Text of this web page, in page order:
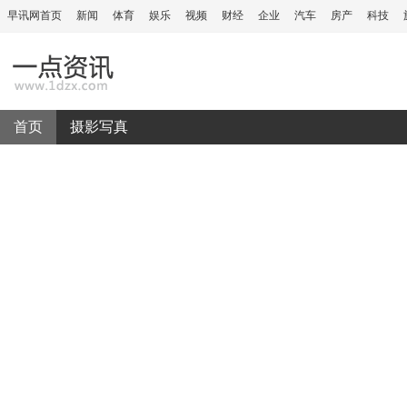
早讯网首页 新闻 体育 娱乐 视频 财经 企业 汽车 房产 科技
首页 摄影写真